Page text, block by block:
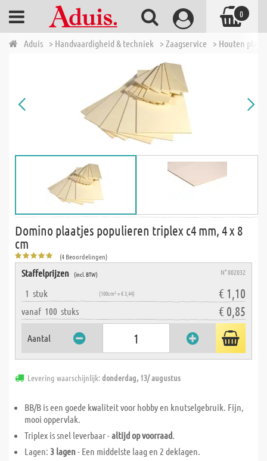
Aduis > Handvaardigheid & techniek > Zaagservice > Houten
Domino plaatjes populieren triplex c4 mm, 4 x 8
cm
(4 Beoordelingen)
Staffelprijzen (incl. BTW) N° 802032
1 stuk (100cm² = € 3,44) € 1,10
vanaf 100 stuks € 0,85
Aantal
Levering waarschijnlijk:donderdag, 13/ augustus
BB/B is een goede kwaliteit voor hobby en knutselgebruik. Fijn,
mooi oppervlak.
Triplex is snel leverbaar -altijd op voorraad.
Lagen: 3 lagen- Een middelste laag en 2 deklagen.
0